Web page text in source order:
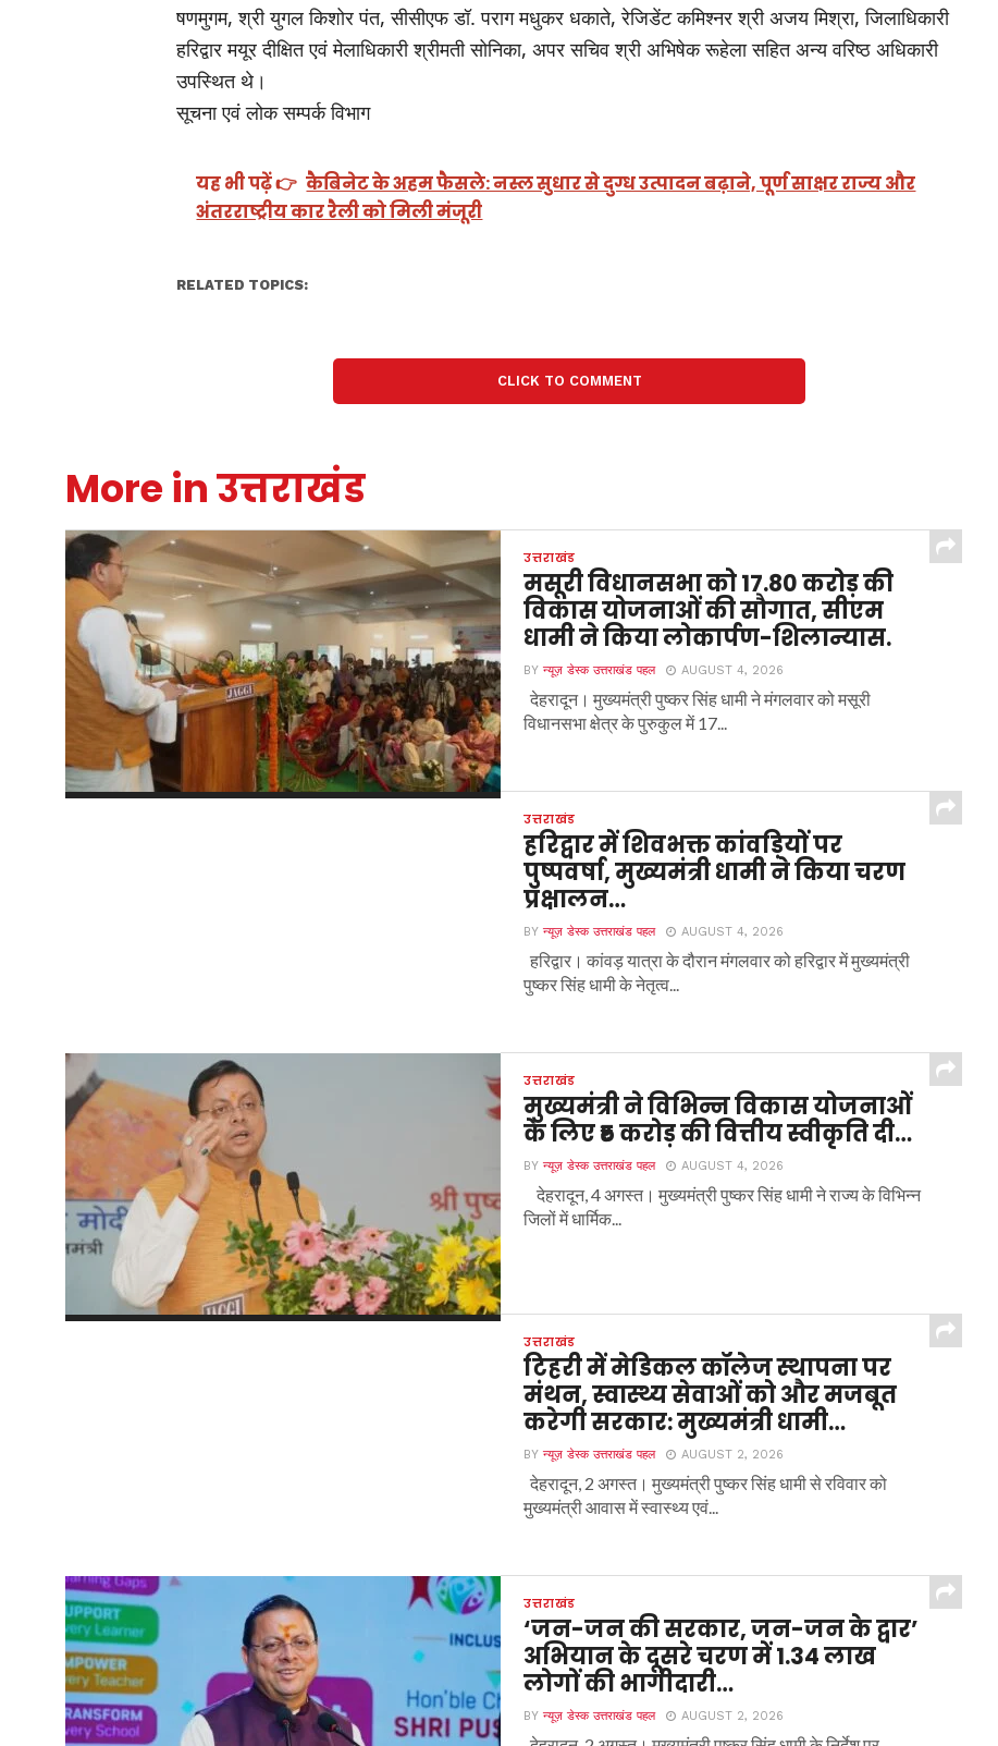
षणमुगम, श्री युगल किशोर पंत, सीसीएफ डॉ. पराग मधुकर धकाते, रेजिडेंट कमिश्नर श्री अजय मिश्रा, जिलाधिकारी
हरिद्वार मयूर दीक्षित एवं मेलाधिकारी श्रीमती सोनिका, अपर सचिव श्री अभिषेक रूहेला सहित अन्य वरिष्ठ अधिकारी
उपस्थित थे।
सूचना एवं लोक सम्पर्क विभाग
यह भी पढ़ें 👉 कैबिनेट के अहम फैसले: नस्ल सुधार से दुग्ध उत्पादन बढ़ाने, पूर्ण साक्षर राज्य और
अंतरराष्ट्रीय कार रैली को मिली मंजूरी
RELATED TOPICS:
CLICK TO COMMENT
More in उत्तराखंड
उत्तराखंड
मसूरी विधानसभा को 17.80 करोड़ की
विकास योजनाओं की सौगात, सीएम
धामी ने किया लोकार्पण-शिलान्यास.
BYन्यूज़ डेस्क उत्तराखंड पहल AUGUST 4, 2026
देहरादून। मुख्यमंत्री पुष्कर सिंह धामी ने मंगलवार को मसूरी
विधानसभा क्षेत्र के पुरुकुल में 17...
उत्तराखंड
हरिद्वार में शिवभक्त कांवड़ियों पर
पुष्पवर्षा, मुख्यमंत्री धामी ने किया चरण
प्रक्षालन…
BYन्यूज़ डेस्क उत्तराखंड पहल AUGUST 4, 2026
हरिद्वार। कांवड़ यात्रा के दौरान मंगलवार को हरिद्वार में मुख्यमंत्री
पुष्कर सिंह धामी के नेतृत्व...
उत्तराखंड
मुख्यमंत्री ने विभिन्न विकास योजनाओं
के लिए ₹5 करोड़ की वित्तीय स्वीकृति दी…
BYन्यूज़ डेस्क उत्तराखंड पहल AUGUST 4, 2026
देहरादून, 4 अगस्त। मुख्यमंत्री पुष्कर सिंह धामी ने राज्य के विभिन्न
जिलों में धार्मिक...
उत्तराखंड
टिहरी में मेडिकल कॉलेज स्थापना पर
मंथन, स्वास्थ्य सेवाओं को और मजबूत
करेगी सरकार: मुख्यमंत्री धामी…
BYन्यूज़ डेस्क उत्तराखंड पहल AUGUST 2, 2026
देहरादून, 2 अगस्त। मुख्यमंत्री पुष्कर सिंह धामी से रविवार को
मुख्यमंत्री आवास में स्वास्थ्य एवं...
उत्तराखंड
‘जन-जन की सरकार, जन-जन के द्वार’
अभियान के दूसरे चरण में 1.34 लाख
लोगों की भागीदारी…
BYन्यूज़ डेस्क उत्तराखंड पहल AUGUST 2, 2026